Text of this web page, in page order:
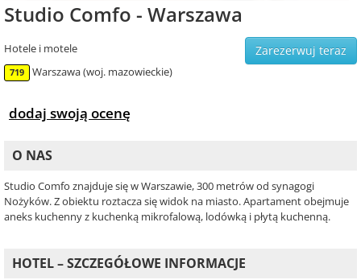
Studio Comfo - Warszawa
Zarezerwuj teraz
Hotele i motele
719 Warszawa (woj. mazowieckie)
dodaj swoją ocenę
O NAS
Studio Comfo znajduje się w Warszawie, 300 metrów od synagogi
Nożyków. Z obiektu roztacza się widok na miasto. Apartament obejmuje
aneks kuchenny z kuchenką mikrofalową, lodówką i płytą kuchenną.
HOTEL – SZCZEGÓŁOWE INFORMACJE